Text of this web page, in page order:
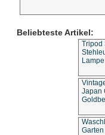
Beliebteste Artikel:
Tripod
Japan